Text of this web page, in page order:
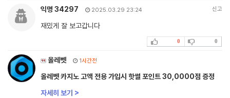
익명 34297 2025.03.29 23:24 신고
재밌게 잘 보고갑니다
0 0
올레벳 1시간전
올레벳 카지노 고액 전용 가입시 핫썰 포인트 30,0000점 증정
자세히 보기 >